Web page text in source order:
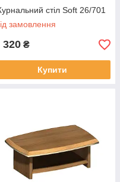
стіл Soft 26/701
замовлення
320 ₴
Купити